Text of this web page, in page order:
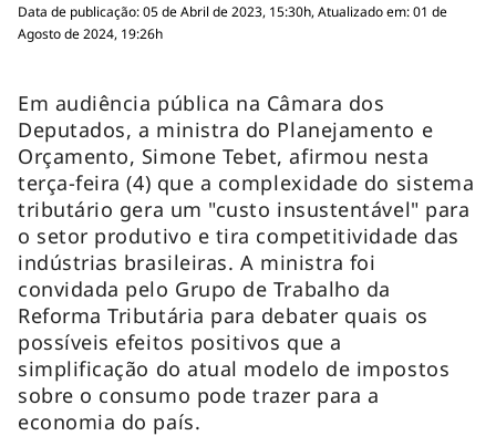
Data de publicação: 05 de Abril de 2023, 15:30h, Atualizado em: 01 de
Agosto de 2024, 19:26h
Em audiência pública na Câmara dos
Deputados, a ministra do Planejamento e
Orçamento, Simone Tebet, afirmou nesta
terça-feira (4) que a complexidade do sistema
tributário gera um "custo insustentável" para
o setor produtivo e tira competitividade das
indústrias brasileiras. A ministra foi
convidada pelo Grupo de Trabalho da
Reforma Tributária para debater quais os
possíveis efeitos positivos que a
simplificação do atual modelo de impostos
sobre o consumo pode trazer para a
economia do país.